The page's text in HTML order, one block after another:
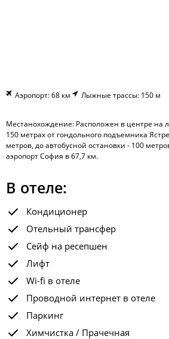
Аэропорт: 68 км Лыжные трассы: 150 м
Местанохождение: Расположен в центре на
150 метрах от гондольного подъемника
метров, до автобусной остановки - 100
аэропорт София в 67,7 км.
В отеле:
Кондиционер
Отельный трансфер
Сейф на ресепшен
Лифт
Wi-fi в отеле
Проводной интернет в отеле
Паркинг
Химчистка / Прачечная